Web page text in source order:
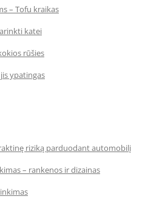
– Tofu kraikas
katei
rūšies
ypatingas
riziką parduodant automobilį
– rankenos ir dizainas